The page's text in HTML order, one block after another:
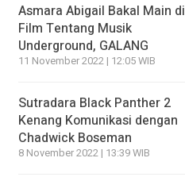
Asmara Abigail Bakal Main di
Film Tentang Musik
Underground, GALANG
11 November 2022 | 12:05 WIB
Sutradara Black Panther 2
Kenang Komunikasi dengan
Chadwick Boseman
8 November 2022 | 13:39 WIB